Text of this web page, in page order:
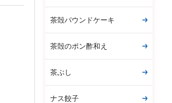
茶殻パウンドケーキ
茶殻のポン酢和え
茶ぶし
ナス餃子